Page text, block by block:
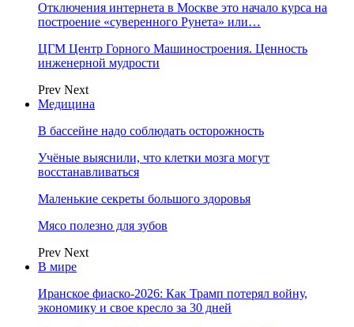
Отключения интернета в Москве это начало курса на
построение «суверенного Рунета» или…
ЦГМ Центр Горного Машиностроения. Ценность
инженерной мудрости
Prev Next
Медицина
В бассейне надо соблюдать осторожность
Учёные выяснили, что клетки мозга могут
восстанавливаться
Маленькие секреты большого здоровья
Мясо полезно для зубов
Prev Next
В мире
Иранское фиаско-2026: Как Трамп потерял войну,
экономику и свое кресло за 30 дней